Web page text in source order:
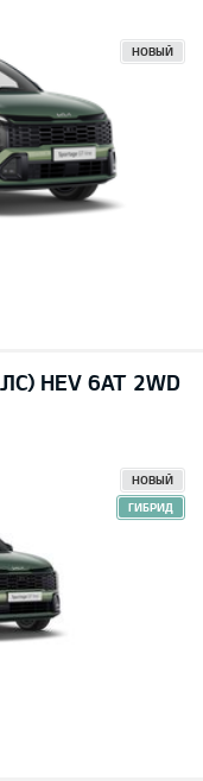
НОВЫЙ
HEV 6AT 2WD
НОВЫЙ
ГИБРИД